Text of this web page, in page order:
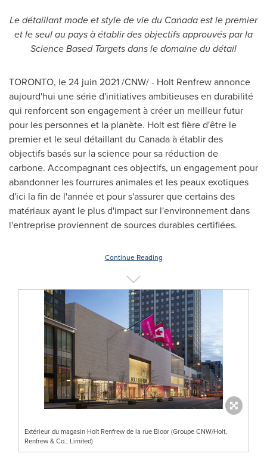
Le détaillant mode et style de vie du Canadaest le premier
et le seul au pays à établir des objectifs approuvés par la
Science Based Targets dans le domaine du détail
TORONTO, le 24 juin 2021/CNW/ - Holt Renfrew annonce
aujourd'hui une série d'initiatives ambitieuses en durabilité
qui renforcent son engagement à créer un meilleur futur
pour les personnes et la planète. Holt est fière d'être le
premier et le seul détaillant du Canadaà établir des
objectifs basés sur la science pour sa réduction de
carbone. Accompagnant ces objectifs, un engagement pour
abandonner les fourrures animales et les peaux exotiques
d'ici la fin de l'année et pour s'assurer que certains des
matériaux ayant le plus d'impact sur l'environnement dans
l'entreprise proviennent de sources durables certifiées.
Continue Reading
Extérieur du magasin Holt Renfrew de la rue Bloor (Groupe CNW/Holt,
Renfrew & Co., Limited)